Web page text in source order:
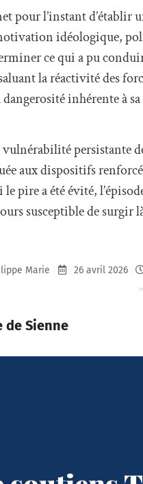
pour l’instant
idéologique,
ce qui a pu
la réactivité des
inhérente à
persistante
aux dispositifs
pire a été évité,
susceptible de surgir
Marie 26 avril 2026
de Sienne